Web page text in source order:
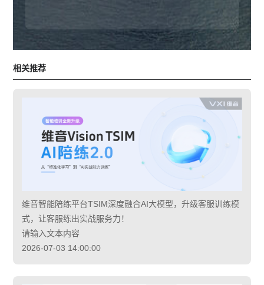
相关推荐
维音智能陪练平台TSIM深度融合AI大模型，升级客服训练模
式，让客服练出实战服务力！
请输入文本内容
2026-07-03 14:00:00